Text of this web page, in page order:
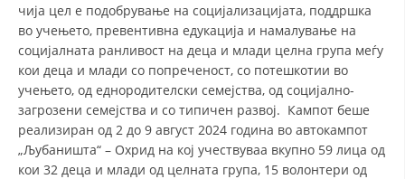
ПРИРАЧНИЦИ
СТРАТЕГИИ
ЕДУКАТИВНО ИНФОРМАТИВНИ МАТЕРИЈАЛИ
БРОШУРИ
чија цел е подобрување на социјализацијата, поддршка
во учењето, превентивна едукација и намалување на
социјалната ранливост на деца и млади целна група меѓу
кои деца и млади со попреченост, со потешкотии во
учењето, од еднородителски семејства, од социјално-
загрозени семејства и со типичен развој. Кампот беше
реализиран од 2 до 9 август 2024 година во автокампот
„Љубаништа“ – Охрид на кој учествуваа вкупно 59 лица од
кои 32 деца и млади од целната група, 15 волонтери од